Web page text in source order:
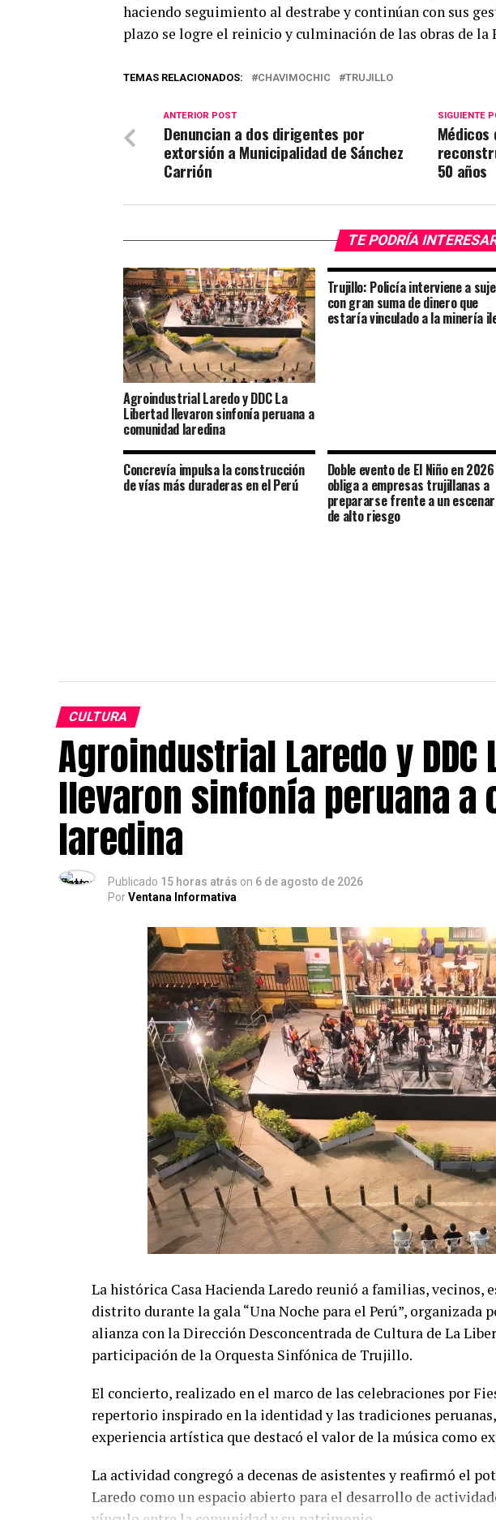
haciendo seguimiento al destrabe y continúan con sus
plazo se logre el reinicio y culminación de las obras de la
TEMAS RELACIONADOS: CHAVIMOCHIC TRUJILLO
SIGUIENTE
Médicos
50 años
ANTERIOR POST
Denuncian a dos dirigentes por
extorsión a Municipalidad de Sánchez
Carrión
TE PODRÍA
Agroindustrial Laredo y DDC La
Libertad llevaron sinfonía peruana a
comunidad laredina
Trujillo: Policía interviene a
con gran suma de dinero que
estaría vinculado a la minería
Concrevía impulsa la construcción
de vías más duraderas en el Perú
Doble evento de El Niño en 2026
obliga a empresas trujillanas a
prepararse frente a un
de alto riesgo
CULTURA
Agroindustrial Laredo y DDC
llevaron sinfonía peruana a
laredina
Publicado 15 horas atrás on 6 de agosto de 2026
PorVentana Informativa
La histórica Casa Hacienda Laredo reunió a familias, vecinos,
distrito durante la gala “Una Noche para el Perú”, organizada
alianza con la Dirección Desconcentrada de Cultura de La
participación de la Orquesta Sinfónica de Trujillo.
El concierto, realizado en el marco de las celebraciones por
repertorio inspirado en la identidad y las tradiciones
experiencia artística que destacó el valor de la música como
La actividad congregó a decenas de asistentes y reafirmó el
Laredo como un espacio abierto para el desarrollo de